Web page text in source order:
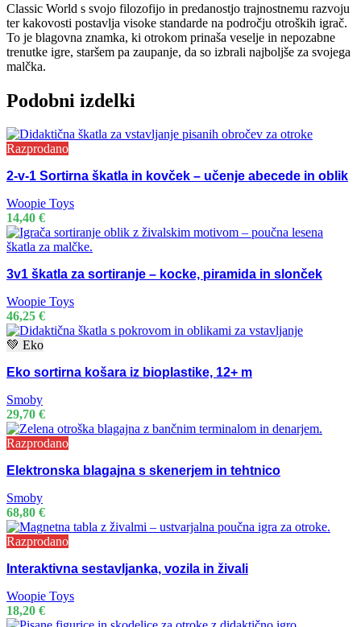
Classic World s svojo filozofijo in predanostjo trajnostnemu razvoju
ter kakovosti postavlja visoke standarde na področju otroških igrač.
To je blagovna znamka, ki otrokom prinaša veselje in nepozabne
trenutke igre, staršem pa zaupanje, da so izbrali najboljše za svojega
malčka.
Podobni izdelki
Razprodano
2-v-1 Sortirna škatla in kovček – učenje abecede in oblik
Woopie Toys
14,40 €
3v1 škatla za sortiranje – kocke, piramida in slonček
Woopie Toys
46,25 €
💚 Eko
Eko sortirna košara iz bioplastike, 12+ m
Smoby
29,70 €
Razprodano
Elektronska blagajna s skenerjem in tehtnico
Smoby
68,80 €
Razprodano
Interaktivna sestavljanka, vozila in živali
Woopie Toys
18,20 €